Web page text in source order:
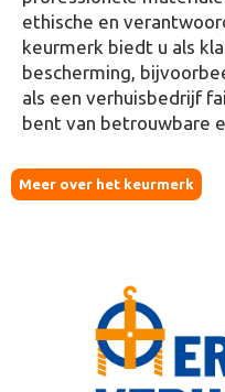
ethische en
keurmerk biedt u als
bescherming,
als een verhuisbedrijf
bent van betrouwbare
Meer over het keurmerk